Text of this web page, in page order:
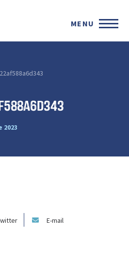
MENU
2023
E-mail